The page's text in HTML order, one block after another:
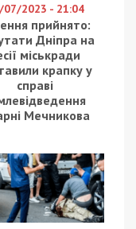
07/2023 - 21:04
прийнято:
Дніпра на
міськради
крапку у
справі
Мечникова